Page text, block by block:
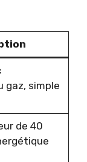
gaz, simple
de 40